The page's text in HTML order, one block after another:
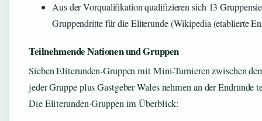
Aus der Vorqualifikation qualifizieren sich 13
Gruppendritte für die Eliterunde (Wikipedia (etablierte
Teilnehmende Nationen und Gruppen
Sieben Eliterunden-Gruppen mit Mini-Turnieren zwischen
jeder Gruppe plus Gastgeber Wales nehmen an der
Die Eliterunden-Gruppen im Überblick: